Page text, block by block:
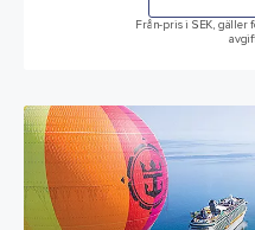
Från-pris i SEK, gäller